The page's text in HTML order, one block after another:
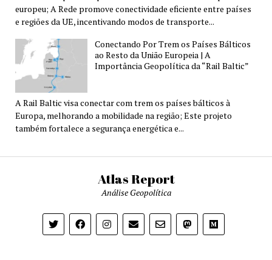
europeu; A Rede promove conectividade eficiente entre países
e regiões da UE, incentivando modos de transporte...
Conectando Por Trem os Países Bálticos
ao Resto da União Europeia | A
Importância Geopolítica da “Rail Baltic”
A Rail Baltic visa conectar com trem os países bálticos à
Europa, melhorando a mobilidade na região; Este projeto
também fortalece a segurança energética e...
Atlas Report
Análise Geopolítica